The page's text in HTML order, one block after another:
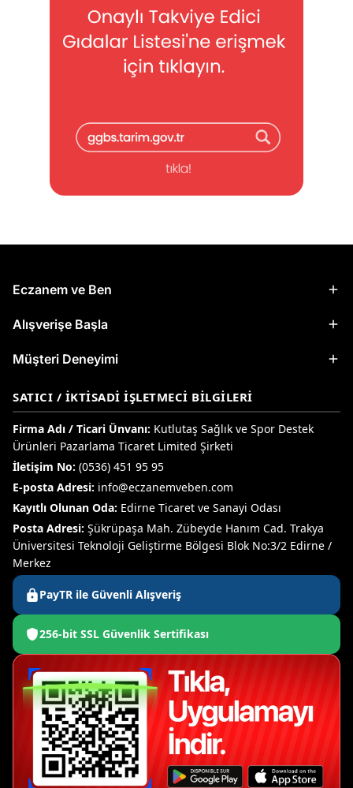
Eczanem ve Ben
Alışverişe Başla
Müşteri Deneyimi
SATICI / İKTISADI İŞLETMECI BILGILERI
Firma Adı / Ticari Ünvanı: Kutlutaş Sağlık ve Spor Destek
Ürünleri Pazarlama Ticaret Limited Şirketi
İletişim No: (0536) 451 95 95
E-posta Adresi: info@eczanemveben.com
Kayıtlı Olunan Oda: Edirne Ticaret ve Sanayi Odası
Posta Adresi: Şükrüpaşa Mah. Zübeyde Hanım Cad. Trakya
Üniversitesi Teknoloji Geliştirme Bölgesi Blok No:3/2 Edirne /
Merkez
PayTR ile Güvenli Alışveriş
256-bit SSL Güvenlik Sertifikası